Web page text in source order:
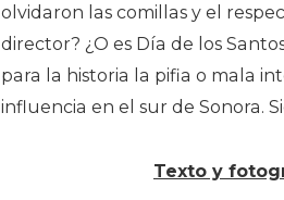
olvidaron las comillas y el
director? ¿O es Día de los
para la historia la pifia o mala
influencia en el sur de Sonora.
Texto y